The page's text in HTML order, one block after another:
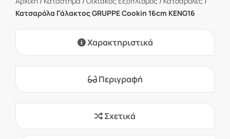
Κατσαρόλα Γάλακτος GRUPPE Cookin 16cm KENG16
Χαρακτηριστικά
Περιγραφή
Σχετικά